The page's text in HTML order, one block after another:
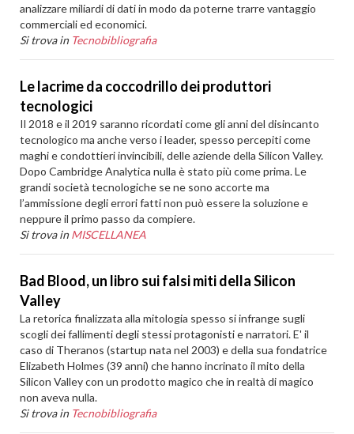
analizzare miliardi di dati in modo da poterne trarre vantaggio
commerciali ed economici.
Si trova in Tecnobibliografia
Le lacrime da coccodrillo dei produttori
tecnologici
Il 2018 e il 2019 saranno ricordati come gli anni del disincanto
tecnologico ma anche verso i leader, spesso percepiti come
maghi e condottieri invincibili, delle aziende della Silicon Valley.
Dopo Cambridge Analytica nulla è stato più come prima. Le
grandi società tecnologiche se ne sono accorte ma
l’ammissione degli errori fatti non può essere la soluzione e
neppure il primo passo da compiere.
Si trova in MISCELLANEA
Bad Blood, un libro sui falsi miti della Silicon
Valley
La retorica finalizzata alla mitologia spesso si infrange sugli
scogli dei fallimenti degli stessi protagonisti e narratori. E' il
caso di Theranos (startup nata nel 2003) e della sua fondatrice
Elizabeth Holmes (39 anni) che hanno incrinato il mito della
Silicon Valley con un prodotto magico che in realtà di magico
non aveva nulla.
Si trova in Tecnobibliografia